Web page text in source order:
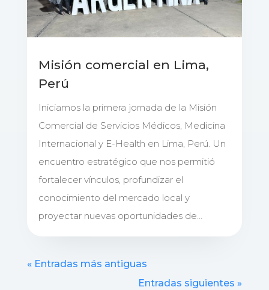
Misión comercial en Lima,
Perú
Iniciamos la primera jornada de la Misión
Comercial de Servicios Médicos, Medicina
Internacional y E-Health en Lima, Perú. Un
encuentro estratégico que nos permitió
fortalecer vínculos, profundizar el
conocimiento del mercado local y
proyectar nuevas oportunidades de...
« Entradas más antiguas
Entradas siguientes »